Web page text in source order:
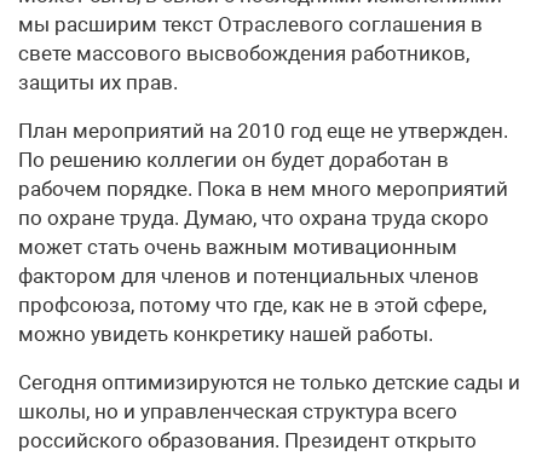
мы расширим текст Отраслевого соглашения в
свете массового высвобождения работников,
защиты их прав.
План мероприятий на 2010 год еще не утвержден.
По решению коллегии он будет доработан в
рабочем порядке. Пока в нем много мероприятий
по охране труда. Думаю, что охрана труда скоро
может стать очень важным мотивационным
фактором для членов и потенциальных членов
профсоюза, потому что где, как не в этой сфере,
можно увидеть конкретику нашей работы.
Сегодня оптимизируются не только детские сады и
школы, но и управленческая структура всего
российского образования. Президент открыто